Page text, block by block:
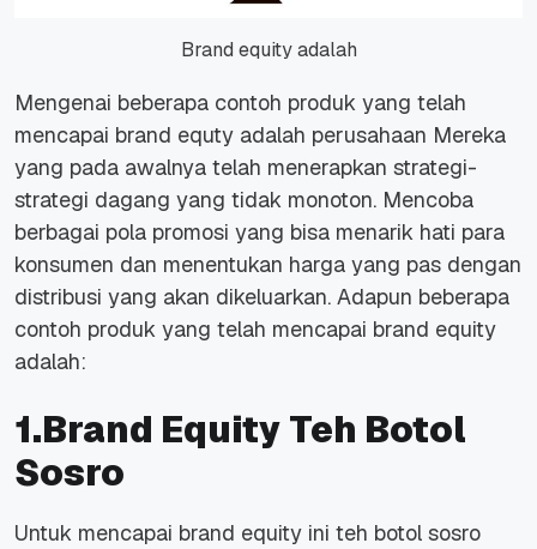
Brand equity adalah
Mengenai beberapa contoh produk yang telah
mencapai brand equty adalah perusahaan Mereka
yang pada awalnya telah menerapkan strategi-
strategi dagang yang tidak monoton. Mencoba
berbagai pola promosi yang bisa menarik hati para
konsumen dan menentukan harga yang pas dengan
distribusi yang akan dikeluarkan. Adapun beberapa
contoh produk yang telah mencapai brand equity
adalah:
1.Brand Equity Teh Botol
Sosro
Untuk mencapai brand equity ini teh botol sosro